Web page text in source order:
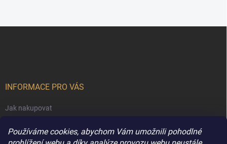
Používáme cookies, abychom Vám umožnili pohodlné
INFORMACE PRO VÁS
Jak nakupovat
Podmínky ochrany osobních údajů